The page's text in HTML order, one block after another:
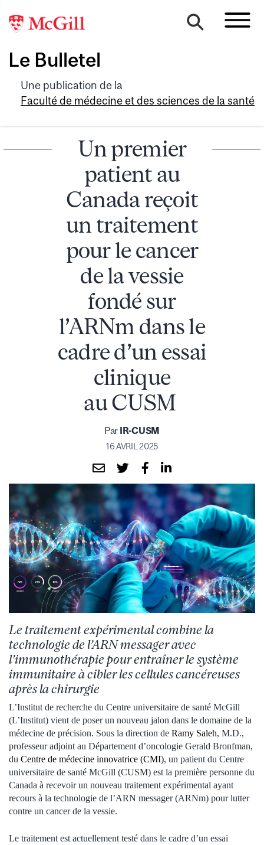
Le Bulletel
Une publication de la
Faculté de médecine et des sciences de la santé
Un premier
patient au
Canada reçoit
un traitement
pour le cancer
de la vessie
fondé sur
l’ARNm dans le
cadre d’un essai
clinique
au CUSM
Par IR-CUSM
16 AVRIL 2025
Le traitement expérimental combine la
technologie de l’ARN messager avec
l’immunothérapie pour entraîner le système
immunitaire à cibler les cellules cancéreuses
après la chirurgie
L’Institut de recherche du Centre universitaire de santé McGill
(L’Institut) vient de poser un nouveau jalon dans le domaine de la
médecine de précision. Sous la direction de Ramy Saleh, M.D.,
professeur adjoint au Département d’oncologie Gerald Bronfman,
du Centre de médecine innovatrice (CMI), un patient du Centre
universitaire de santé McGill (CUSM) est la première personne du
Canada à recevoir un nouveau traitement expérimental ayant
recours à la technologie de l’ARN messager (ARNm) pour lutter
contre un cancer de la vessie.
Le traitement est actuellement testé dans le cadre d’un essai